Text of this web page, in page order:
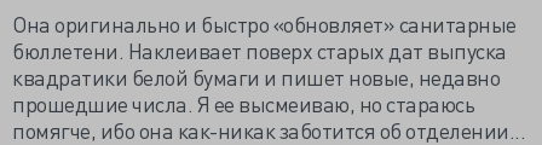
Она оригинально и быстро «обновляет» санитарные
бюллетени. Наклеивает поверх старых дат выпуска
квадратики белой бумаги и пишет новые, недавно
прошедшие числа. Я ее высмеиваю, но стараюсь
помягче, ибо она как-никак заботится об отделении...